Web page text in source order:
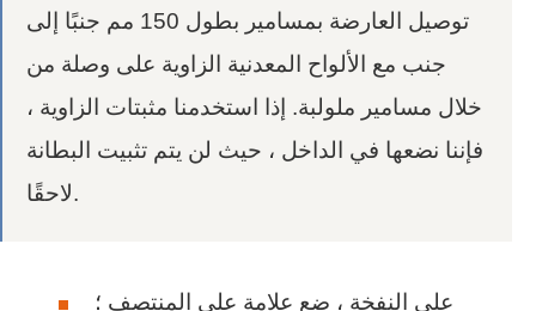
توصيل العارضة بمسامير بطول 150 مم جنبًا إلى
جنب مع الألواح المعدنية الزاوية على وصلة من
خلال مسامير ملولبة. إذا استخدمنا مثبتات الزاوية ،
فإننا نضعها في الداخل ، حيث لن يتم تثبيت البطانة
لاحقًا.
على النفخة ، ضع علامة على المنتصف ؛